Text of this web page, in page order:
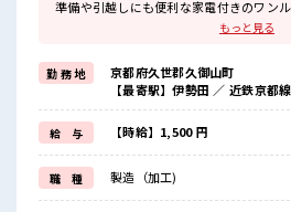
準備や引越しにも便利な家電付きのワン
現地までの移動交通費も支給！
なので遠方からお越しの方も安心です♪
＼おすすめポイント/
クリーンルーム内で室内の温度・湿度も
季節に関係なく年間通して働きやすい環境
クリーンルームでの作業や、
交替勤務の経験がある方もお待ちしており
丁寧な研修があるので安心してスタート
もっと見る
勤 務 地
京都府久世郡久御山町
【最寄駅】伊勢田 ／ 近鉄京都線
給 与 【時給】1,500 円
職 種 製造（加工)